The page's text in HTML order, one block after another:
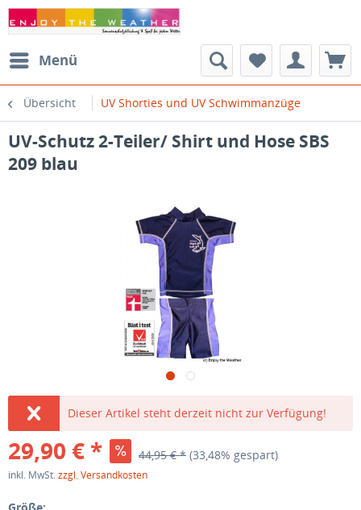
Menü
Übersicht UV Shorties und UV Schwimmanzüge
UV-Schutz 2-Teiler/ Shirt und Hose SBS
209 blau
Dieser Artikel steht derzeit nicht zur Verfügung!
29,90 € * 44,95 € * (33,48% gespart)
inkl. MwSt.zzgl. Versandkosten